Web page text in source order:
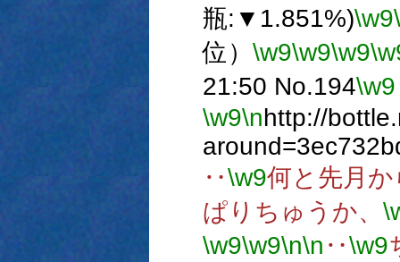
瓶:▼1.851%)\w9
位） \w9\w9\w9
21:50 No.194\w9
\w9\nhttp://
‥\w9何と先月
ぱりちゅうか、
\w9\w9\n\n ‥\w9